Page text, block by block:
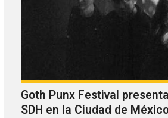
Goth Punx Festival
SDH en la Ciudad de